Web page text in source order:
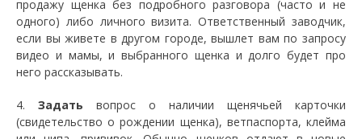
продажу щенка без подробного разговора (часто и не
одного) либо личного визита. Ответственный заводчик,
если вы живете в другом городе, вышлет вам по запросу
видео и мамы, и выбранного щенка и долго будет про
него рассказывать.
4. Задать вопрос о наличии щенячьей карточки
(свидетельство о рождении щенка), ветпаспорта, клейма